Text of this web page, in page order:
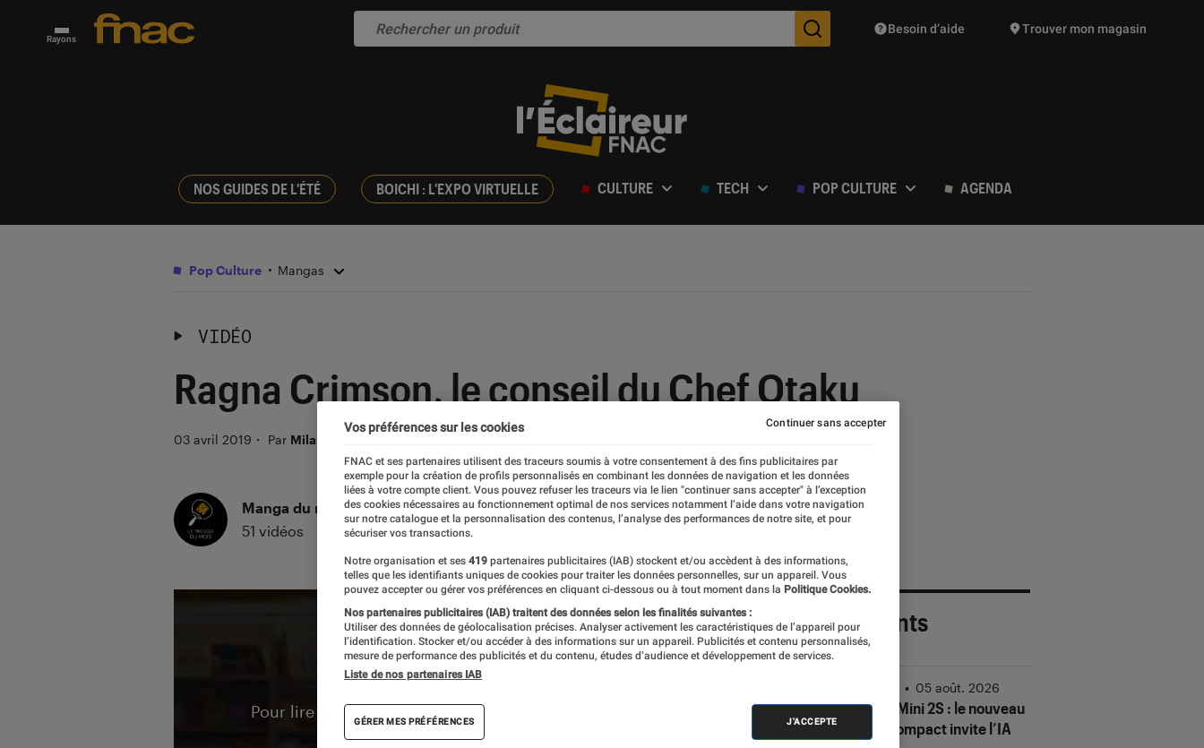
Rayons Des suggestions de produits vont vous être proposées
Besoin d’aide Trouver mon magasin
NOS GUIDES DE L'ÉTÉ BOICHI : L'EXPO VIRTUELLE CULTURE TECH POP CULTURE AGENDA
Pop Culture Mangas
VIDÉO
Ragna Crimson, le conseil du Chef Otaku
03 avril 2019 ・ Par Milan Lebas
Manga du mois
51 vidéos
Pour lire la vidéo l’activation des cookies publicitaires
est nécessaire.
Les plus récents
DJI Mic Mini 2S : le nouveau
micro compact invite l’IA
• 05 août. 2026
Vos préférences sur les cookies
FNAC et ses partenaires utilisent des traceurs soumis à votre consentement à des fins publicitaires par
exemple pour la création de profils personnalisés en combinant les données de navigation et les données
liées à votre compte client. Vous pouvez refuser les traceurs via le lien "continuer sans accepter" à l’exception
des cookies nécessaires au fonctionnement optimal de nos services notamment l’aide dans votre navigation
sur notre catalogue et la personnalisation des contenus, l’analyse des performances de notre site, et pour
sécuriser vos transactions.
Notre organisation et ses 419 partenaires publicitaires (IAB) stockent et/ou accèdent à des informations,
telles que les identifiants uniques de cookies pour traiter les données personnelles, sur un appareil. Vous
pouvez accepter ou gérer vos préférences en cliquant ci-dessous ou à tout moment dans la Politique Cookies.
Nos partenaires publicitaires (IAB) traitent des données selon les finalités suivantes :
Utiliser des données de géolocalisation précises. Analyser activement les caractéristiques de l’appareil pour
l’identification. Stocker et/ou accéder à des informations sur un appareil. Publicités et contenu personnalisés,
mesure de performance des publicités et du contenu, études d’audience et développement de services.
Liste de nos partenaires IAB
GÉRER MES PRÉFÉRENCES J'ACCEPTE
Continuer sans accepter